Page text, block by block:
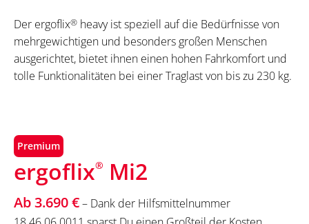
Der ergoflix® heavy ist speziell auf die Bedürfnisse von
mehrgewichtigen und besonders großen Menschen
ausgerichtet, bietet ihnen einen hohen Fahrkomfort und
tolle Funktionalitäten bei einer Traglast von bis zu 230 kg.
Premium
ergoflix® Mi2
Ab 3.690 €– Dank der Hilfsmittelnummer